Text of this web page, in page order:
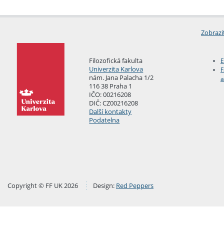
Filozofická fakulta
Univerzita Karlova
nám. Jana Palacha 1/2
116 38 Praha 1
IČO: 00216208
DIČ: CZ00216208
Další kontakty
Podatelna
Copyright © FF UK 2026 Design: Red Peppers